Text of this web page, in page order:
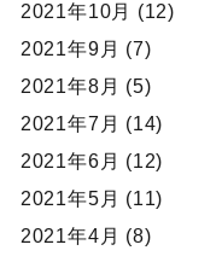
2021年10月 (12)
2021年9月 (7)
2021年8月 (5)
2021年7月 (14)
2021年6月 (12)
2021年5月 (11)
2021年4月 (8)